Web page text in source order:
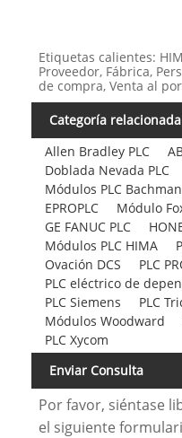
Etiquetas calientes:
Proveedor, Fábrica,
de compra, Venta al
Categoría relacionada
Allen Bradley PLC
Doblada Nevada PLC
Módulos PLC
EPROPLC
Módulo
GE FANUC PLC
Módulos PLC HIMA
Ovación DCS
PLC
PLC eléctrico de
PLC Siemens
PLC
Módulos Woodward
PLC Xycom
Enviar Consulta
Por favor, siéntase
el siguiente